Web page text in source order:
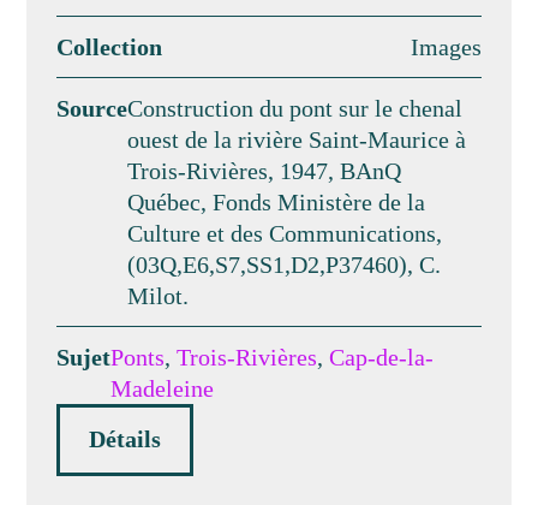
Collection Images
SourceConstruction du pont sur le chenal
ouest de la rivière Saint-Maurice à
Trois-Rivières, 1947, BAnQ
Québec, Fonds Ministère de la
Culture et des Communications,
(03Q,E6,S7,SS1,D2,P37460), C.
Milot.
SujetPonts,Trois-Rivières,Cap-de-la-
Madeleine
Détails